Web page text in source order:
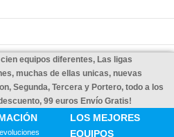
equipos diferentes, Las ligas
muchas de ellas unicas, nuevas
Segunda, Tercera y Portero, todo a los
99 euros Envío Gratis!
LOS MEJORES
EQUIPOS